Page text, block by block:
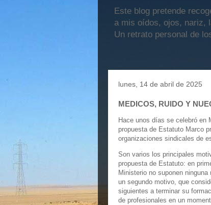
Este blog pretende
a mis oídos, ojos, nariz,
Un retrato personal de
lunes, 14 de abril de 2025
MEDICOS, RUIDO Y
Hace unos días se celebró en
propuesta de Estatuto Marco
organizaciones sindicales de
Son varios los principales
propuesta de Estatuto: en
Ministerio no suponen
un segundo motivo, que
siguientes a terminar su
de profesionales en un